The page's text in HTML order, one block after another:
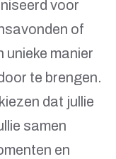
voor
of
unieke manier
te brengen.
dat jullie
samen
en